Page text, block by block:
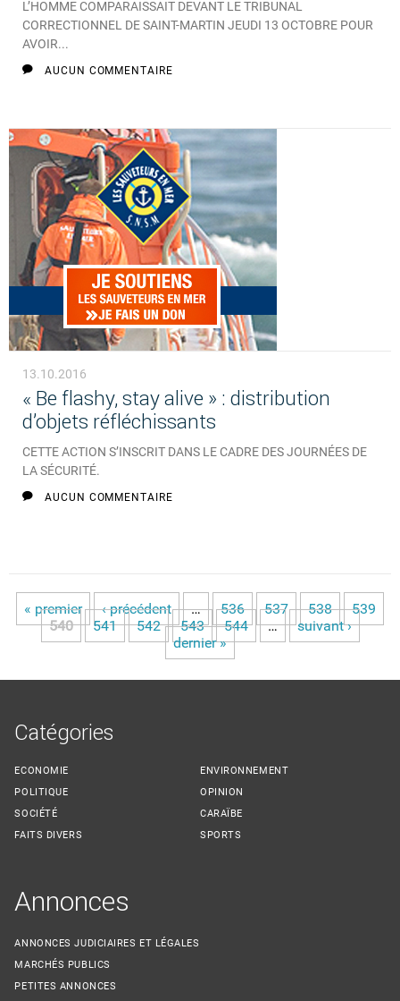
L’HOMME COMPARAISSAIT DEVANT LE TRIBUNAL
CORRECTIONNEL DE SAINT-MARTIN JEUDI 13 OCTOBRE POUR
AVOIR...
AUCUN COMMENTAIRE
13.10.2016
« Be flashy, stay alive » : distribution
d’objets réfléchissants
CETTE ACTION S’INSCRIT DANS LE CADRE DES JOURNÉES DE
LA SÉCURITÉ.
AUCUN COMMENTAIRE
Pages
« premier ‹ précédent … 536 537 538
539
540
541 542 543 544 …
suivant ›
dernier »
Catégories
ECONOMIE
POLITIQUE
SOCIÉTÉ
FAITS DIVERS
ENVIRONNEMENT
OPINION
CARAÏBE
SPORTS
Annonces
ANNONCES JUDICIAIRES ET LÉGALES
MARCHÉS PUBLICS
PETITES ANNONCES